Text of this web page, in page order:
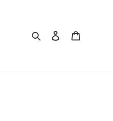
BuscarIngresar